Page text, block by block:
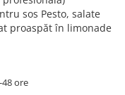
sos Pesto, salate
proaspăt în limonade
48 ore